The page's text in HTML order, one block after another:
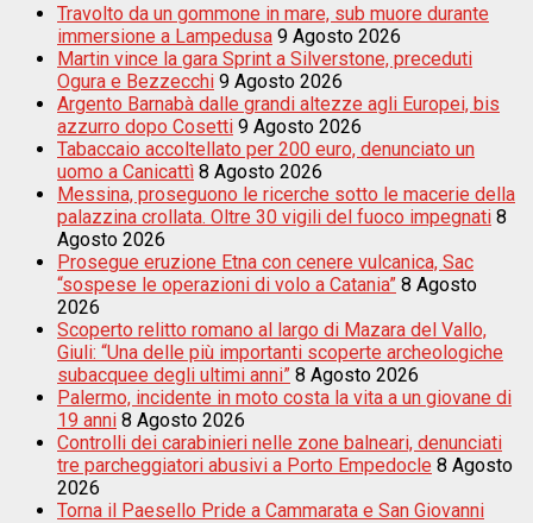
Travolto da un gommone in mare, sub muore durante
immersione a Lampedusa 9 Agosto 2026
Martin vince la gara Sprint a Silverstone, preceduti
Ogura e Bezzecchi 9 Agosto 2026
Argento Barnabà dalle grandi altezze agli Europei, bis
azzurro dopo Cosetti 9 Agosto 2026
Tabaccaio accoltellato per 200 euro, denunciato un
uomo a Canicattì 8 Agosto 2026
Messina, proseguono le ricerche sotto le macerie della
palazzina crollata. Oltre 30 vigili del fuoco impegnati 8
Agosto 2026
Prosegue eruzione Etna con cenere vulcanica, Sac
“sospese le operazioni di volo a Catania” 8 Agosto
2026
Scoperto relitto romano al largo di Mazara del Vallo,
Giuli: “Una delle più importanti scoperte archeologiche
subacquee degli ultimi anni” 8 Agosto 2026
Palermo, incidente in moto costa la vita a un giovane di
19 anni 8 Agosto 2026
Controlli dei carabinieri nelle zone balneari, denunciati
tre parcheggiatori abusivi a Porto Empedocle 8 Agosto
2026
Torna il Paesello Pride a Cammarata e San Giovanni